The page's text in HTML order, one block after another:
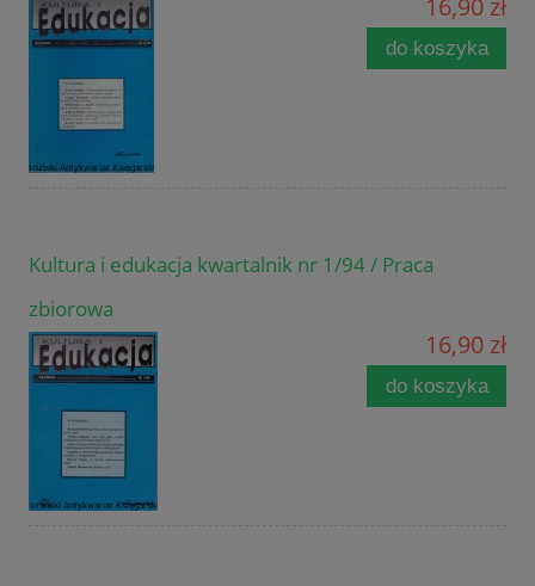
do koszyka
Kultura i edukacja kwartalnik nr 1/94 / Praca
zbiorowa
16,90 zł
do koszyka